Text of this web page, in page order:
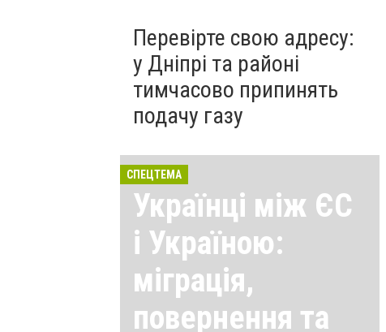
Перевірте свою адресу:
у Дніпрі та районі
тимчасово припинять
подачу газу
СПЕЦТЕМА
Українці між ЄС
і Україною:
міграція,
повернення та